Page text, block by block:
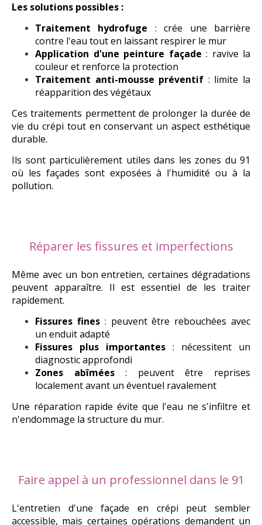
Les solutions possibles :
Traitement hydrofuge : crée une barrière
contre l'eau tout en laissant respirer le mur
Application d'une peinture façade : ravive la
couleur et renforce la protection
Traitement anti-mousse préventif : limite la
réapparition des végétaux
Ces traitements permettent de prolonger la durée de
vie du crépi tout en conservant un aspect esthétique
durable.
Ils sont particulièrement utiles dans les zones du 91
où les façades sont exposées à l'humidité ou à la
pollution.
Réparer les fissures et imperfections
Même avec un bon entretien, certaines dégradations
peuvent apparaître. Il est essentiel de les traiter
rapidement.
Fissures fines: peuvent être rebouchées avec
un enduit adapté
Fissures plus importantes : nécessitent un
diagnostic approfondi
Zones abîmées: peuvent être reprises
localement avant un éventuel ravalement
Une réparation rapide évite que l'eau ne s'infiltre et
n'endommage la structure du mur.
Faire appel à un professionnel dans le 91
L'entretien d'une façade en crépi peut sembler
accessible, mais certaines opérations demandent un